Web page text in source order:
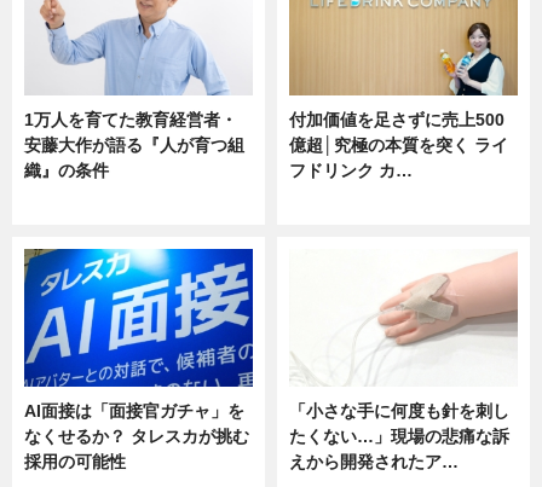
1万人を育てた教育経営者・
安藤大作が語る『人が育つ組
織』の条件
付加価値を足さずに売上500
億超│究極の本質を突く ライ
フドリンク カ…
AI面接は「面接官ガチャ」を
なくせるか？ タレスカが挑む
採用の可能性
「小さな手に何度も針を刺し
たくない…」現場の悲痛な訴
えから開発されたア…